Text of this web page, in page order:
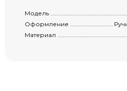
Модель
Оформление
Материал